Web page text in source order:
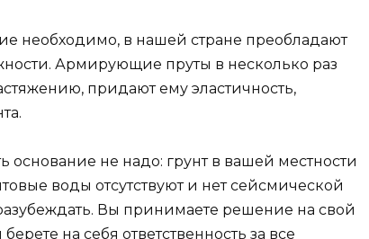
необходимо, в нашей стране преобладают
Армирующие пруты в несколько раз
придают ему эластичность,
основание не надо: грунт в вашей местности
воды отсутствуют и нет сейсмической
Вы принимаете решение на свой
на себя ответственность за все